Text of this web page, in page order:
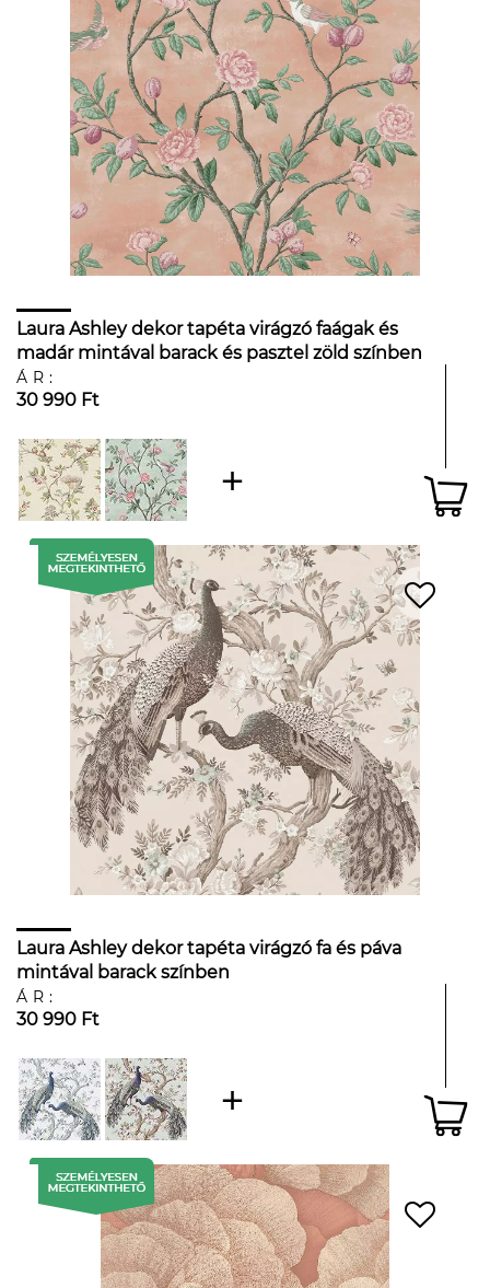
Laura Ashley dekor tapéta virágzó faágak és
madár mintával barack és pasztel zöld színben
ÁR:
30 990 Ft
Laura Ashley dekor tapéta virágzó fa és páva
mintával barack színben
ÁR:
30 990 Ft